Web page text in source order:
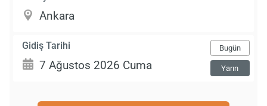
Gidiş Tarihi Bugün
Yarın